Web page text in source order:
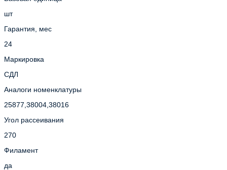
шт
Гарантия, мес
24
Маркировка
СДЛ
Аналоги номенклатуры
25877,38004,38016
Угол рассеивания
270
Филамент
да